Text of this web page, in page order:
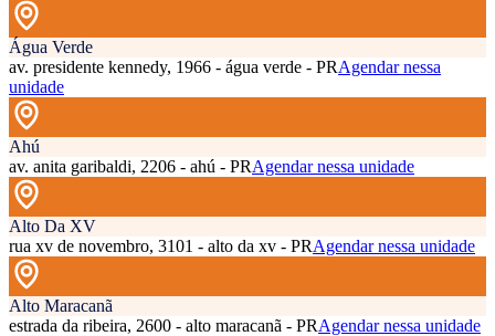
Água Verde
av. presidente kennedy, 1966 - água verde - PRAgendar nessa
unidade
Ahú
av. anita garibaldi, 2206 - ahú - PRAgendar nessa unidade
Alto Da XV
rua xv de novembro, 3101 - alto da xv - PRAgendar nessa unidade
Alto Maracanã
estrada da ribeira, 2600 - alto maracanã - PRAgendar nessa unidade